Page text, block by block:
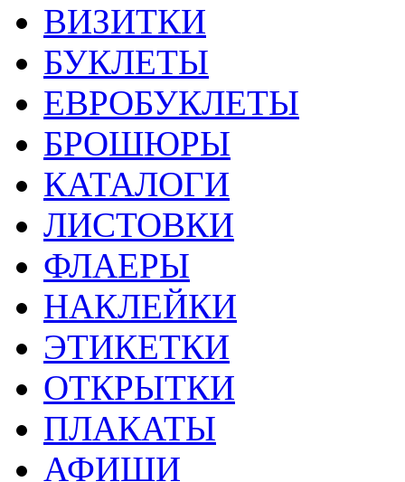
ВИЗИТКИ
БУКЛЕТЫ
ЕВРОБУКЛЕТЫ
БРОШЮРЫ
КАТАЛОГИ
ЛИСТОВКИ
ФЛАЕРЫ
НАКЛЕЙКИ
ЭТИКЕТКИ
ОТКРЫТКИ
ПЛАКАТЫ
АФИШИ